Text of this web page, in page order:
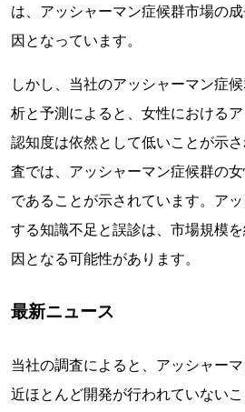
は、アッシャーマン症候群市場の
因となっています。
しかし、当社のアッシャーマン症
析と予測によると、女性における
認知度は依然として低いことが示
査では、アッシャーマン症候群の
であることが示されています。ア
する知識不足と誤診は、市場規模
因となる可能性があります。
最新ニュース
当社の調査によると、アッシャー
近ほとんど開発が行われていない